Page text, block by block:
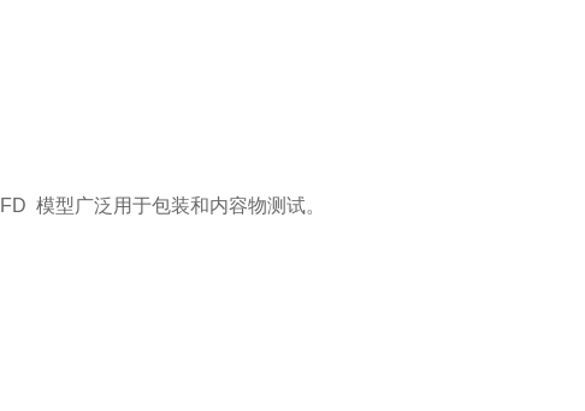
FD模型广泛用于包装和内容物测试。